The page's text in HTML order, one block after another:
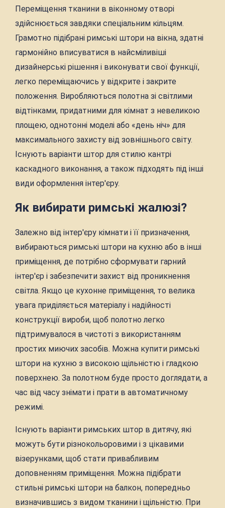
Переміщення тканини в віконному отворі
здійснюється завдяки спеціальним кільцям.
Грамотно підібрані римські штори на вікна, здатні
гармонійно вписуватися в найсміливіші
дизайнерські рішення і виконувати свої функції,
легко переміщаючись у відкрите і закрите
положення. Виробляються полотна зі світлими
відтінками, придатними для кімнат з невеликою
площею, однотонні моделі або «день ніч» для
максимального захисту від зовнішнього світу.
Існують варіанти штор для стилю кантрі
каскадного виконання, а також підходять під інші
види оформлення інтер'єру.
Як вибирати римські жалюзі?
Залежно від інтер'єру кімнати і її призначення,
вибираються римські штори на кухню або в інші
приміщення, де потрібно сформувати гарний
інтер'єр і забезпечити захист від проникнення
світла. Якщо це кухонне приміщення, то велика
увага приділяється матеріалу і надійності
конструкції вироби, щоб полотно легко
підтримувалося в чистоті з використанням
простих миючих засобів. Можна купити римські
штори на кухню з високою щільністю і гладкою
поверхнею. За полотном буде просто доглядати, а
час від часу знімати і прати в автоматичному
режимі.
Існують варіанти римських штор в дитячу, які
можуть бути різнокольоровими і з цікавими
візерунками, щоб стати привабливим
доповненням приміщення. Можна підібрати
стильні римські штори на балкон, попередньо
визначившись з видом тканини і щільністю. При